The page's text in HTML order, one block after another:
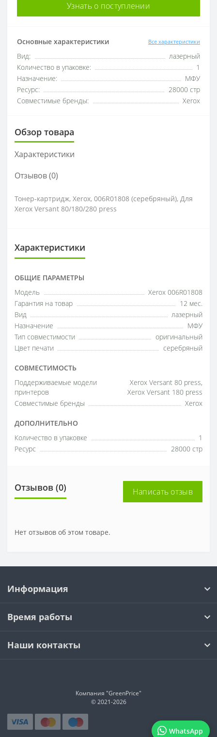
Узнать о поступлении
Основные характеристики Все характеристики
Вид:
лазерный
Количество в упаковке:
1
Назначение:
МФУ
Ресурс:
28000 стр
Совместимые бренды:
Xerox
Обзор товара
Характеристики
Отзывов (0)
Тонер-картридж, Xerox, 006R01808 (серебряный), Для
Xerox Versant 80/180/280 press
Характеристики
ОБЩИЕ ПАРАМЕТРЫ
Модель
Xerox 006R01808
Гарантия на товар
12 мес.
Вид
лазерный
Назначение
МФУ
Тип совместимости
оригинальный
Цвет печати
серебряный
СОВМЕСТИМОСТЬ
Поддерживаемые модели
принтеров
Xerox Versant 80 press,
Xerox Versant 180 press
Совместимые бренды
Xerox
ДОПОЛНИТЕЛЬНО
Количество в упаковке
1
Ресурс
28000 стр
Отзывов (0) Написать отзыв
Нет отзывов об этом товаре.
WhatsApp
Информация
Время работы
Наши контакты
Компания "GreenPrice"
© 2021-2026